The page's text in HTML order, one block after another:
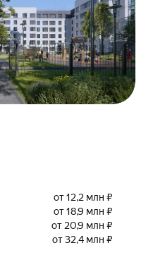
от 12,2 млн ₽
от 18,9 млн ₽
от 20,9 млн ₽
от 32,4 млн ₽